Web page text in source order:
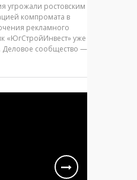
угрожали ростовским
компромата в
рекламного
«ЮгСтройИнвест» уже
Деловое сообщество —